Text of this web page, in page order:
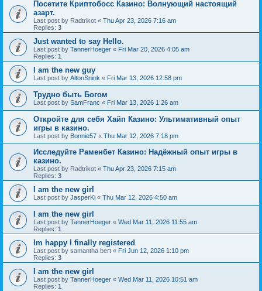
Посетите Криптобосс Казино: Волнующий настоящий
азарт.
Last post by Radtrikot « Thu Apr 23, 2026 7:16 am
Replies: 3
Just wanted to say Hello.
Last post by TannerHoeger « Fri Mar 20, 2026 4:05 am
Replies: 1
I am the new guy
Last post by AltonSnink « Fri Mar 13, 2026 12:58 pm
Трудно быть Богом
Last post by SamFranc « Fri Mar 13, 2026 1:26 am
Откройте для себя Хайп Казино: Ультимативный опыт
игры в казино.
Last post by Bonnie57 « Thu Mar 12, 2026 7:18 pm
Исследуйте Раменбет Казино: Надёжный опыт игры в
казино.
Last post by Radtrikot « Thu Apr 23, 2026 7:15 am
Replies: 3
I am the new girl
Last post by JasperKi « Thu Mar 12, 2026 4:50 am
I am the new girl
Last post by TannerHoeger « Wed Mar 11, 2026 11:55 am
Replies: 1
Im happy I finally registered
Last post by samantha bert « Fri Jun 12, 2026 1:10 pm
Replies: 3
I am the new girl
Last post by TannerHoeger « Wed Mar 11, 2026 10:51 am
Replies: 1